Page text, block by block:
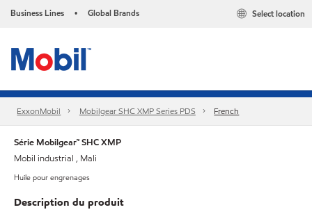
Business Lines • Global Brands Select location
ExxonMobil Mobilgear SHC XMP Series PDS French
Série Mobilgear™ SHC XMP
Mobil industrial , Mali
Huile pour engrenages
Description du produit